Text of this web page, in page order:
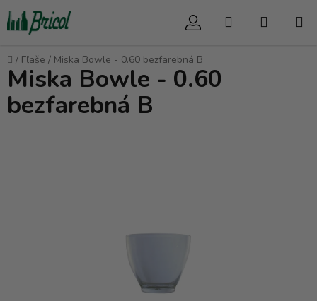
Prejsť
na
obsah
Hľadať
Domov
/ Fľaše / Miska Bowle - 0.60 bezfarebná B
Miska Bowle - 0.60
bezfarebná B